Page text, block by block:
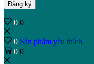
Đăng ký
0 0
0 Sản phẩm yêu thích
0 0